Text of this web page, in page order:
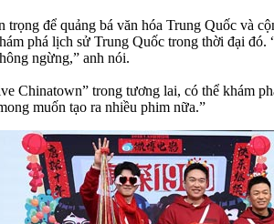
để quảng bá văn hóa Trung Quốc và
phá lịch sử Trung Quốc trong thời đại
ngừng,” anh nói.
Chinatown” trong tương lai, có thể khám
muốn tạo ra nhiều phim nữa.”